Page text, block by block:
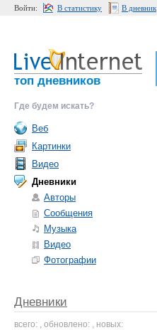
Войти: В статистику В дневник
топ дневников
Где будем искать?
Веб
Картинки
Видео
Дневники
Авторы
Сообщения
Музыка
Видео
Фотографии
Дневники
всего: , обновлено: , новых: